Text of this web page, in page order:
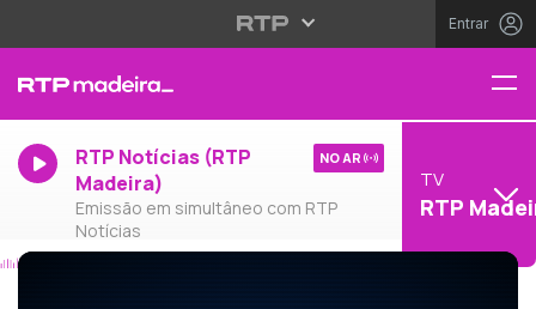
Entrar
RTP Notícias (RTP
Madeira)
Emissão em simultâneo com RTP
Notícias
NO AR
TV
RTP